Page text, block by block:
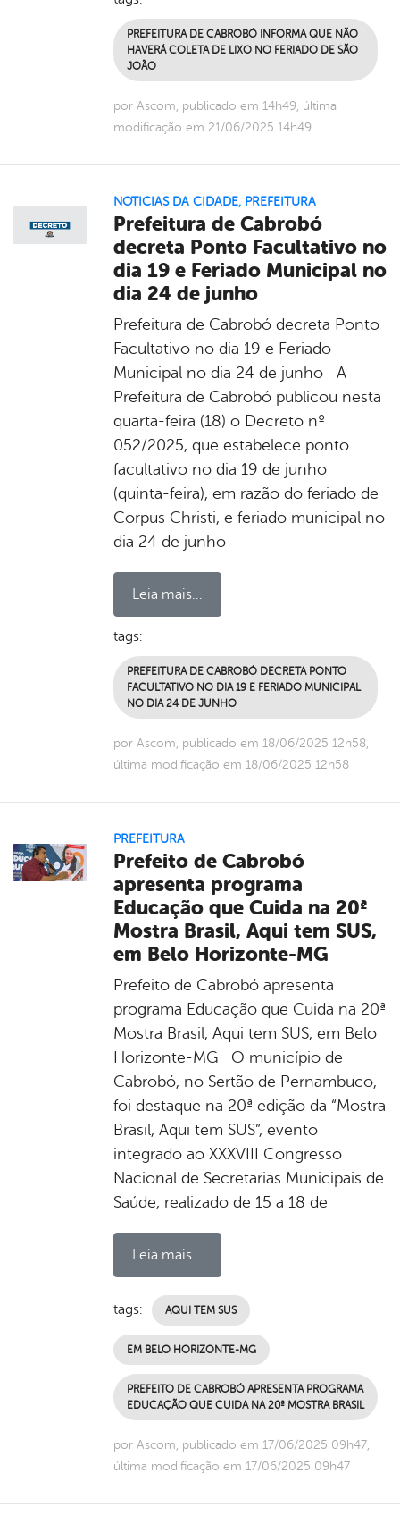
PREFEITURA DE CABROBÓ INFORMA QUE NÃO
HAVERÁ COLETA DE LIXO NO FERIADO DE SÃO
JOÃO
por Ascom, publicado em 14h49, última
modificação em 21/06/2025 14h49
NOTICIAS DA CIDADE, PREFEITURA
Prefeitura de Cabrobó
decreta Ponto Facultativo no
dia 19 e Feriado Municipal no
dia 24 de junho
Prefeitura de Cabrobó decreta Ponto
Facultativo no dia 19 e Feriado
Municipal no dia 24 de junho A
Prefeitura de Cabrobó publicou nesta
quarta-feira (18) o Decreto nº
052/2025, que estabelece ponto
facultativo no dia 19 de junho
(quinta-feira), em razão do feriado de
Corpus Christi, e feriado municipal no
dia 24 de junho
Leia mais...
tags:
PREFEITURA DE CABROBÓ DECRETA PONTO
FACULTATIVO NO DIA 19 E FERIADO MUNICIPAL
NO DIA 24 DE JUNHO
por Ascom, publicado em 18/06/2025 12h58,
última modificação em 18/06/2025 12h58
PREFEITURA
Prefeito de Cabrobó
apresenta programa
Educação que Cuida na 20ª
Mostra Brasil, Aqui tem SUS,
em Belo Horizonte-MG
Prefeito de Cabrobó apresenta
programa Educação que Cuida na 20ª
Mostra Brasil, Aqui tem SUS, em Belo
Horizonte-MG O município de
Cabrobó, no Sertão de Pernambuco,
foi destaque na 20ª edição da “Mostra
Brasil, Aqui tem SUS”, evento
integrado ao XXXVIII Congresso
Nacional de Secretarias Municipais de
Saúde, realizado de 15 a 18 de
Leia mais...
tags: AQUI TEM SUS
EM BELO HORIZONTE-MG
PREFEITO DE CABROBÓ APRESENTA PROGRAMA
EDUCAÇÃO QUE CUIDA NA 20ª MOSTRA BRASIL
por Ascom, publicado em 17/06/2025 09h47,
última modificação em 17/06/2025 09h47